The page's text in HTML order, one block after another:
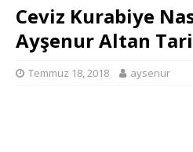
Ceviz Kurabiye
Ayşenur Altan
Temmuz 18, 2018 aysenur